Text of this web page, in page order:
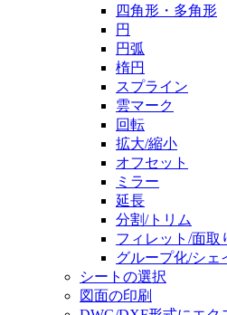
四角形・多角形
円
円弧
楕円
スプライン
雲マーク
回転
拡大/縮小
オフセット
ミラー
延長
分割/トリム
フィレット/面取
グループ化/シェ
シートの選択
図面の印刷